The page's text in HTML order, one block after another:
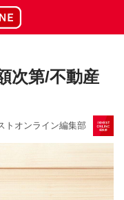
次第/不動産
トオンライン編集部